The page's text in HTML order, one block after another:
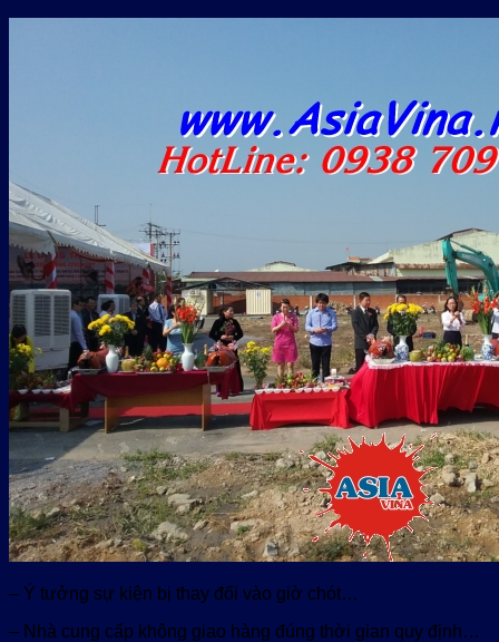
– Ý tưởng sự kiện bị thay đổi vào giờ chót…
– Nhà cung cấp không giao hàng đúng thời gian quy định…